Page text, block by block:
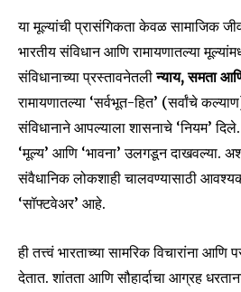
SUBSCRIBE
I've read and accept the Privacy Policy
6,300 32,111
या मूल्यांची प्रासंगिकता केवळ सामाजिक
भारतीय संविधान आणि रामायणातल्या
संविधानाच्या प्रस्तावनेतलीन्याय, समता
रामायणातल्या ‘सर्वभूत-हित’ (सर्वांचे
संविधानाने आपल्याला शासनाचे ‘नियम’ दिले.
‘मूल्य’ आणि ‘भावना’ उलगडून दाखवल्या.
संवैधानिक लोकशाही चालवण्यासाठी
‘सॉफ्टवेअर’ आहे.
ही तत्त्वं भारताच्या सामरिक विचारांना आणि
देतात. शांतता आणि सौहार्दाचा आग्रह